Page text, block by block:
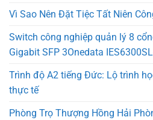
Vì Sao Nên Đặt Tiệc Tất Niên
Switch công nghiệp quản lý 8
Gigabit SFP 3Onedata
Trình độ A2 tiếng Đức: Lộ trình
thực tế
Phòng Trọ Thượng Hồng Hải